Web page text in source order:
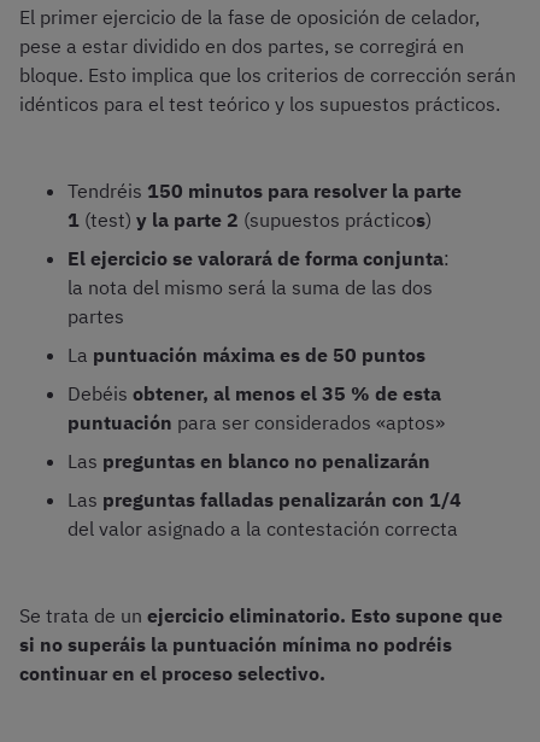
El primer ejercicio de la fase de oposición de celador,
pese a estar dividido en dos partes, se corregirá en
bloque. Esto implica que los criterios de corrección serán
idénticos para el test teórico y los supuestos prácticos.
Tendréis 150 minutos para resolver la parte
1 (test) y la parte 2 (supuestos prácticos)
El ejercicio se valorará de forma conjunta:
la nota del mismo será la suma de las dos
partes
La puntuación máxima es de 50 puntos
Debéis obtener, al menos el 35 % de esta
puntuación para ser considerados «aptos»
Las preguntas en blanco no penalizarán
Las preguntas falladas penalizarán con 1/4
del valor asignado a la contestación correcta
Se trata de un ejercicio eliminatorio. Esto supone que
si no superáis la puntuación mínima no podréis
continuar en el proceso selectivo.